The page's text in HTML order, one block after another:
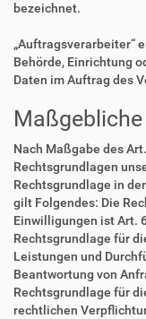
bezeichnet.
„Auftragsverarbeiter“
Behörde, Einrichtung
Daten im Auftrag des
Nach Maßgabe des
Rechtsgrundlagen
Rechtsgrundlage in
gilt Folgendes: Die
Einwilligungen ist Art.
Rechtsgrundlage für
Leistungen und
Beantwortung von
Rechtsgrundlage für
rechtlichen